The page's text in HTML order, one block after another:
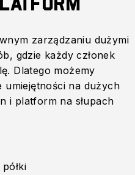
zarządzaniu dużymi
gdzie każdy członek
Dlatego możemy
umiejętności na dużych
i platform na słupach